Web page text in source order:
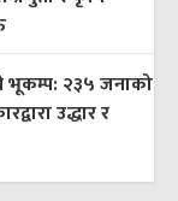
भूकम्प: २३५ जनाको
उद्धार र